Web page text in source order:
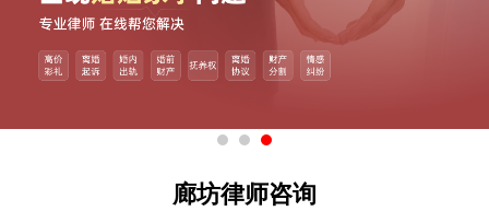
廊坊律师咨询